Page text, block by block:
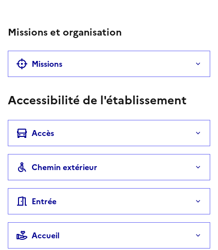
Missions et organisation
Missions
Accessibilité de l'établissement
Accès
Chemin extérieur
Entrée
Accueil